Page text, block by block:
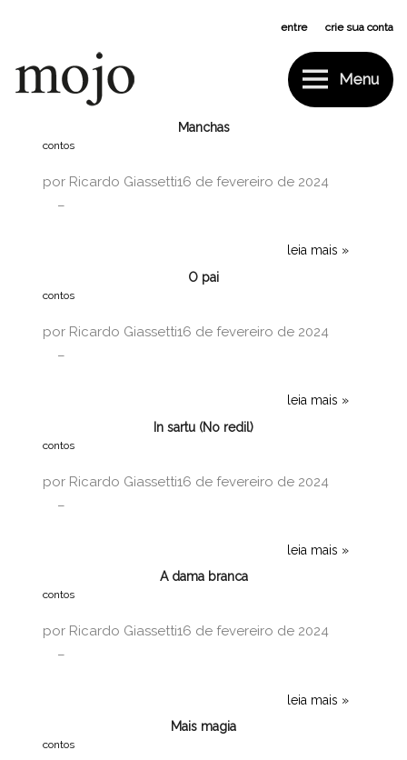
conteúdo
entreou crie sua conta
Menu
Manchas
contos
por Ricardo Giassetti16 de fevereiro de 2024
leia mais
O pai
contos
por Ricardo Giassetti16 de fevereiro de 2024
leia mais
In sartu (No redil)
contos
por Ricardo Giassetti16 de fevereiro de 2024
leia mais
A dama branca
contos
por Ricardo Giassetti16 de fevereiro de 2024
leia mais
Mais magia
contos